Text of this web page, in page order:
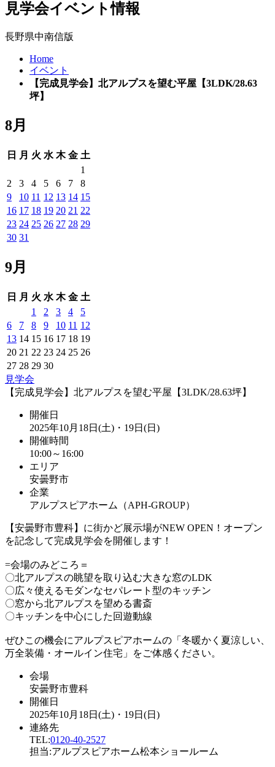
見学会イベント情報
長野県中南信版
Home
イベント
【完成見学会】北アルプスを望む平屋【3LDK/28.63
坪】
8月
日 月 火 水 木 金 土
1
2
3 4 5 6 7
8
9
10 11 12 13 14 15
16 17 18 19 20 21 22
23 24 25 26 27 28 29
30 31
9月
日 月 火 水 木 金 土
1
2 3 4
5
6
7 8 9 10 11 12
13 14 15 16 17 18 19
20 21 22 23 24 25 26
27 28 29 30
見学会
【完成見学会】北アルプスを望む平屋【3LDK/28.63坪】
開催日
2025年10月18日(土)・19日(日)
開催時間
10:00～16:00
エリア
安曇野市
企業
アルプスピアホーム（APH-GROUP）
【安曇野市豊科】に街かど展示場がNEW OPEN！オープン
を記念して完成見学会を開催します！
=会場のみどころ＝
〇北アルプスの眺望を取り込む大きな窓のLDK
〇広々使えるモダンなセパレート型のキッチン
〇窓から北アルプスを望める書斎
〇キッチンを中心にした回遊動線
ぜひこの機会にアルプスピアホームの「冬暖かく夏涼しい、
万全装備・オールイン住宅」をご体感ください。
会場
安曇野市豊科
開催日
2025年10月18日(土)・19日(日)
連絡先
TEL:0120-40-2527
担当:アルプスピアホーム松本ショールーム